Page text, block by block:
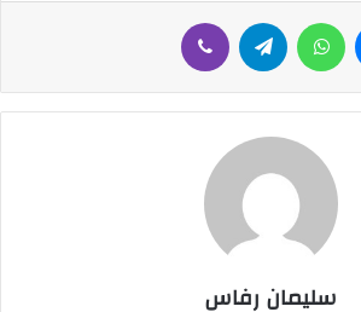
ماسنجر واتساب تيلقرام
سليمان رفاس